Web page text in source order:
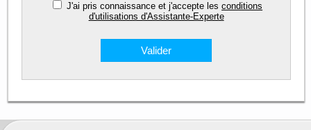
J'ai pris connaissance et j'accepte lesconditions
d'utilisations d'Assistante-Experte